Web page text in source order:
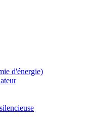
d'énergie)